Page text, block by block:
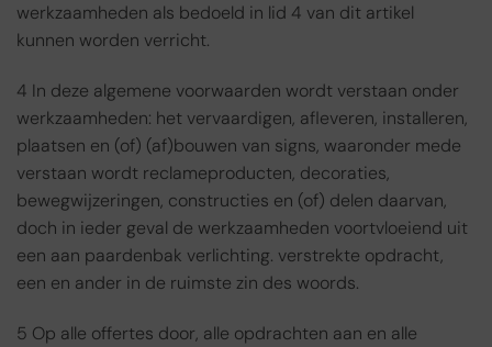
werkzaamheden als bedoeld in lid 4 van dit artikel
kunnen worden verricht.
4 In deze algemene voorwaarden wordt verstaan onder
werkzaamheden: het vervaardigen, afleveren, installeren,
plaatsen en (of) (af)bouwen van signs, waaronder mede
verstaan wordt reclameproducten, decoraties,
bewegwijzeringen, constructies en (of) delen daarvan,
doch in ieder geval de werkzaamheden voortvloeiend uit
een aan paardenbak verlichting. verstrekte opdracht,
een en ander in de ruimste zin des woords.
5 Op alle offertes door, alle opdrachten aan en alle